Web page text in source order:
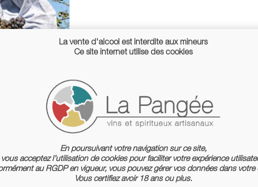
La vente d'alcool est interdite aux mineurs
Ce site internet utilise des cookies
En poursuivant votre navigation sur ce site,
vous acceptez l’utilisation de cookies pour faciliter votre expérience
au RGDP en vigueur, vous pouvez gérer vos données dans votre
Vous certifiez avoir 18 ans ou plus.